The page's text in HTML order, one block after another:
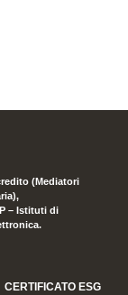
(Mediatori
– Istituti di
CERTIFICATO ESG